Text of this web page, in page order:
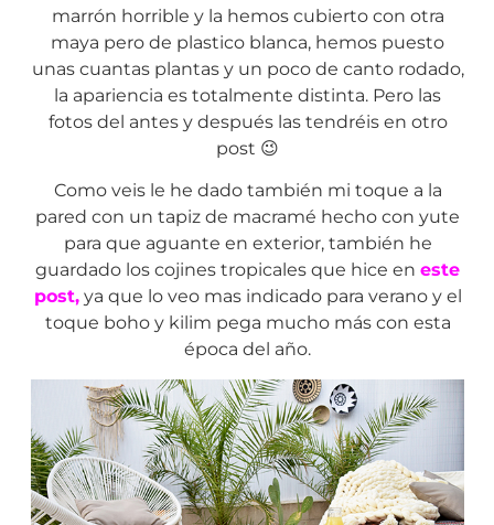
marrón horrible y la hemos cubierto con otra
maya pero de plastico blanca, hemos puesto
unas cuantas plantas y un poco de canto rodado,
la apariencia es totalmente distinta. Pero las
fotos del antes y después las tendréis en otro
post 😉
Como veis le he dado también mi toque a la
pared con un tapiz de macramé hecho con yute
para que aguante en exterior, también he
guardado los cojines tropicales que hice en este
post,ya que lo veo mas indicado para verano y el
toque boho y kilim pega mucho más con esta
época del año.